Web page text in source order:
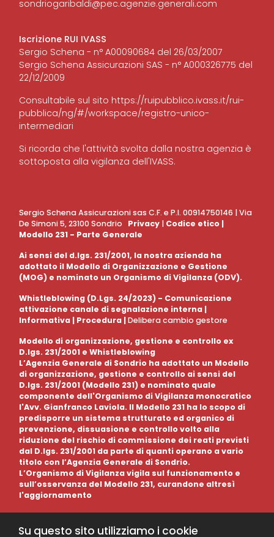
sondriogaribaldi@pec.agenzie.generali.com
Iscrizione RUI IVASS
Sergio Schena - n° A00090684 del 26/03/2007
Sergio Schena Assicurazioni SAS - n° A000326775 del
22/12/2009
Consultabile sul sito https://ruipubblico.ivass.it/rui-
pubblica/ng/#/workspace/registro-unico-
intermediari
Si ricorda che l'attività svolta dalla nostra agenzia è
sottoposta alla vigilanza dell'IVASS.
Sergio Schena Assicurazioni sas C.F. e P.I. 00914750146 | Via
De Simoni 5, 23100 Sondrio Privacy | Codice etico |
Modello 231 - Parte Generale
Ai sensi del d.lgs. 231/2001, la nostra azienda ha
adottato il Modello di Organizzazione e Gestione
(MOG) e nominato un Organismo di Vigilanza (ODV).
Whistleblowing (D.Lgs. 24/2023) - Comunicazione
attivazione canale di segnalazione interna |
Informativa | Procedura |Delibera cambio gestore
Modello di organizzazione, gestione e controllo ex
D.lgs. 231/2001 e Whistleblowing
L’Agenzia Generale di Sondrio ha adottato un Modello
di organizzazione, gestione e controllo ai sensi del
D.lgs. 231/2001 (Modello 231) e nominato quale
componente dell'Organismo di Vigilanza monocratico
l'Avv. Gianfranco Laviola. Il Modello 231 ha lo scopo di
predisporre un sistema strutturato ed organico di
prevenzione, dissuasione e controllo volto alla
riduzione del rischio di commissione dei reati previsti
dal D.lgs. 231/2001 da parte di quanti operano a vario
titolo con l’Agenzia Generale di Sondrio.
L’Organismo di Vigilanza vigila sul funzionamento e
sull’osservanza del Modello 231, curandone altresì
l'aggiornamento
Su questo sito utilizziamo i cookie